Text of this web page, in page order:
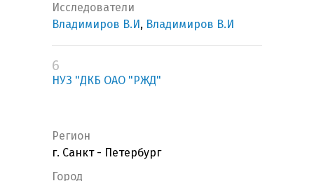
Исследователи
Владимиров В.И, Владимиров В.И
6
НУЗ "ДКБ ОАО "РЖД"
Регион
г. Санкт - Петербург
Город